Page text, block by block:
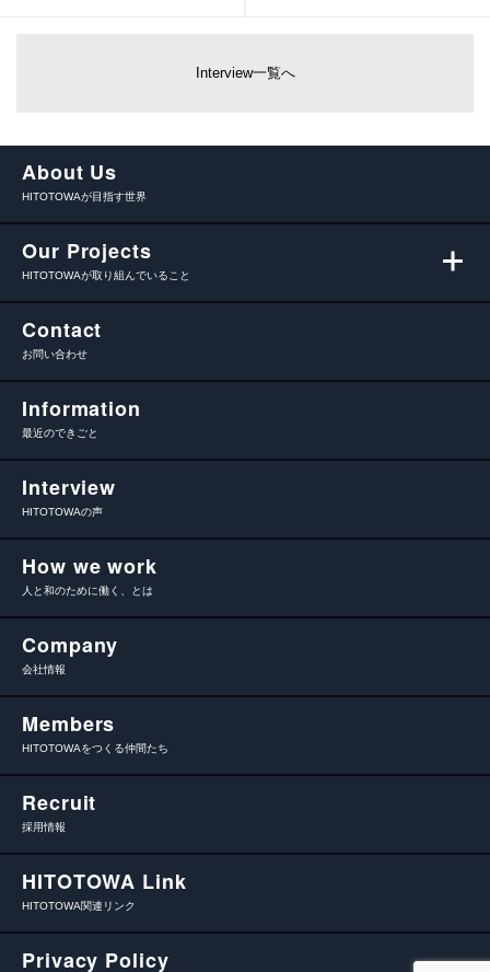
Interview一覧へ
About Us
HITOTOWAが目指す世界
Our Projects
HITOTOWAが取り組んでいること
Contact
お問い合わせ
Information
最近のできごと
Interview
HITOTOWAの声
How we work
人と和のために働く、とは
Company
会社情報
Members
HITOTOWAをつくる仲間たち
Recruit
採用情報
HITOTOWA Link
HITOTOWA関連リンク
Privacy Policy